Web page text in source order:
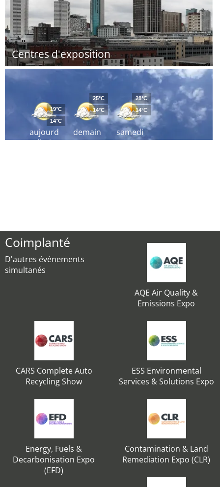
Centres d'exposition
aujourd
´hui
19°C
14°C
demain
25°C
14°C
samedi
28°C
14°C
Coimplanté
D'autres événements
simultanés
AQE Air Quality &
Emissions Expo
CARS Complete Auto
Recycling Show
ESS Environmental
Services & Solutions Expo
Energy, Fuels &
Decarbonisation Expo
(EFD)
Contamination & Land
Remediation Expo (CLR)